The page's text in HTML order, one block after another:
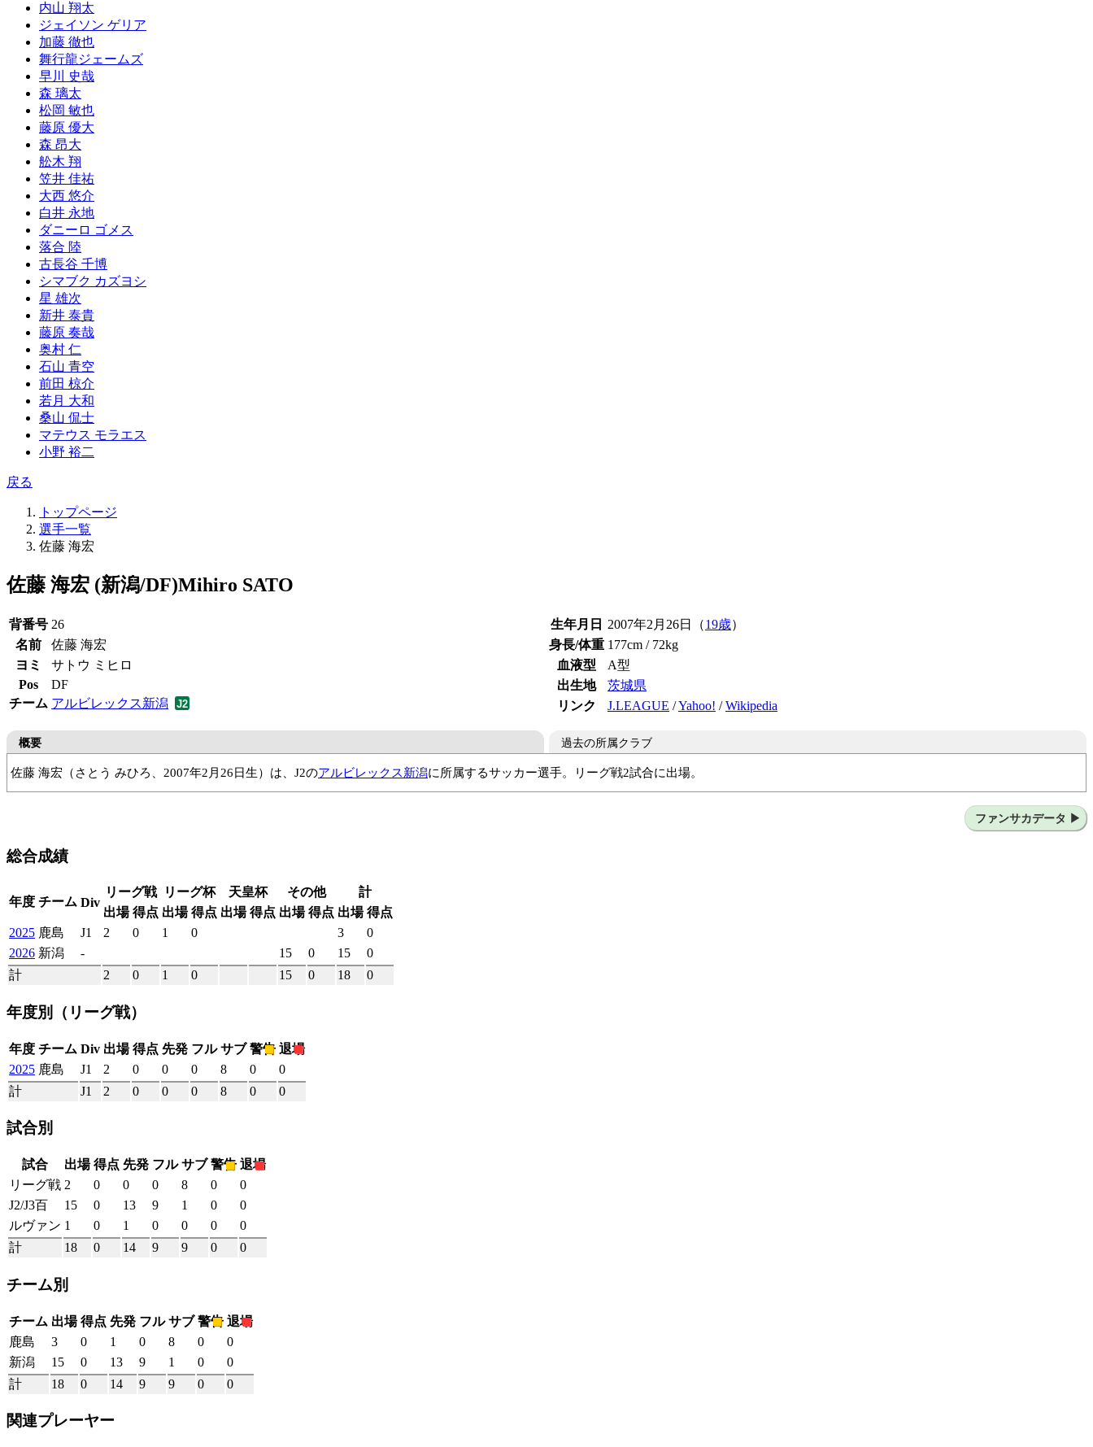
内山 翔太
ジェイソン ゲリア
加藤 徹也
舞行龍ジェームズ
早川 史哉
森 璃太
松岡 敏也
藤原 優大
森 昂大
舩木 翔
笠井 佳祐
大西 悠介
白井 永地
ダニーロ ゴメス
落合 陸
古長谷 千博
シマブク カズヨシ
星 雄次
新井 泰貴
藤原 奏哉
奥村 仁
石山 青空
前田 椋介
若月 大和
桑山 侃士
マテウス モラエス
小野 裕二
戻る
トップページ
選手一覧
佐藤 海宏
佐藤 海宏 (新潟/DF)Mihiro SATO
背番号 26
名前
佐藤 海宏
ヨミ
サトウ ミヒロ
Pos
DF
チーム アルビレックス新潟
生年月日 2007年2月26日（19歳）
身長/体重 177cm / 72kg
血液型
A型
出生地
茨城県
リンク
J.LEAGUE /Yahoo! /Wikipedia
概要
佐藤 海宏（さとう みひろ、2007年2月26日生）は、J2のアルビレックス新潟に所属するサッカー選手。リーグ戦2試合に出場。
過去の所属クラブ
ファンサカデータ
総合成績
年度 チーム Div
リーグ戦 リーグ杯 天皇杯 その他
計
出場 得点 出場 得点 出場 得点 出場 得点 出場 得点
2025 鹿島 J1 2 0 1 0 3
0
2026 新潟 - 15 0 15
0
計
2 0 1 0 15 0 18 0
年度別 （リーグ戦）
年度 チーム Div 出場 得点 先発 フル サブ 警告 退場
2025 鹿島 J1 2 0 0 0 8 0
0
計
J1 2 0 0 0 8 0 0
試合別
試合 出場 得点 先発 フル サブ 警告 退場
リーグ戦 2 0 0 0 8 0
0
J2/J3百
15 0 13 9 1 0
0
ルヴァン 1 0 1 0 0 0
0
計
18 0 14 9 9 0 0
チーム別
チーム 出場 得点 先発 フル サブ 警告 退場
鹿島
3 0 1 0 8 0
0
新潟
15 0 13 9 1 0
0
計
18 0 14 9 9 0 0
関連プレーヤー